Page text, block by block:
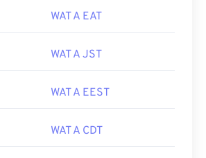
WAT A EAT
WAT A JST
WAT A EEST
WAT A CDT